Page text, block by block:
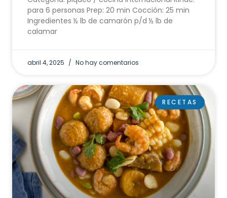
para 6 personas Prep: 20 min Cocción: 25 min
Ingredientes ½ lb de camarón p/d ½ lb de
calamar
abril 4, 2025 No hay comentarios
RECETAS